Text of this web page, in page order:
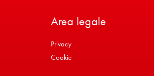
Area legale
Privacy
Cookie